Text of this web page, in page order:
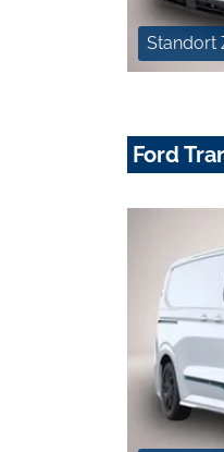
Standort
Ford